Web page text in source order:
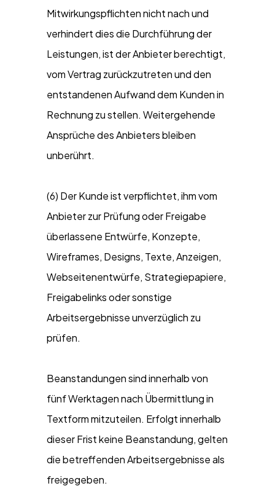
Mitwirkungspflichten nicht nach und
verhindert dies die Durchführung der
Leistungen, ist der Anbieter berechtigt,
vom Vertrag zurückzutreten und den
entstandenen Aufwand dem Kunden in
Rechnung zu stellen. Weitergehende
Ansprüche des Anbieters bleiben
unberührt.
(6) Der Kunde ist verpflichtet, ihm vom
Anbieter zur Prüfung oder Freigabe
überlassene Entwürfe, Konzepte,
Wireframes, Designs, Texte, Anzeigen,
Webseitenentwürfe, Strategiepapiere,
Freigabelinks oder sonstige
Arbeitsergebnisse unverzüglich zu
prüfen.
Beanstandungen sind innerhalb von
fünf Werktagen nach Übermittlung in
Textform mitzuteilen. Erfolgt innerhalb
dieser Frist keine Beanstandung, gelten
die betreffenden Arbeitsergebnisse als
freigegeben.
Got aPROJECT
Let's Talk